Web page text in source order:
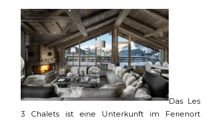
Das Les
3 Chalets ist eine Unterkunft im Ferienort